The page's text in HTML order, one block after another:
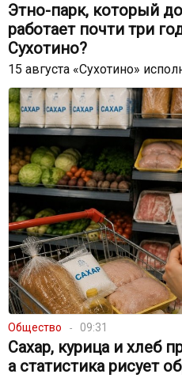
Этно-парк, который
работает почти три
Сухотино?
15 августа «Сухотино»
Общество 09:31
Сахар, курица и хлеб
а статистика рисует